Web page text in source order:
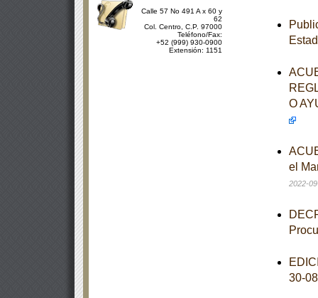
Calle 57 No 491 A x 60 y
62
Col. Centro, C.P. 97000
Teléfono/Fax:
+52 (999) 930-0900
Extensión: 1151
O
el
2022-
30-